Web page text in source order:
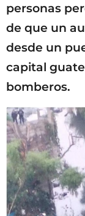
personas
de que un
desde un
capital
bomberos.